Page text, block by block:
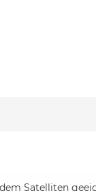
Satelliten